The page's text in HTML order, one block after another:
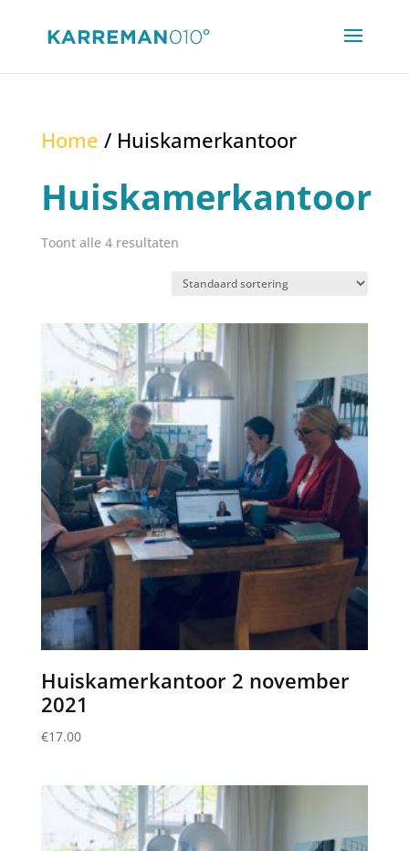
Home / Huiskamerkantoor
Huiskamerkantoor
Toont alle 4 resultaten
Huiskamerkantoor 2 november
2021
€17.00